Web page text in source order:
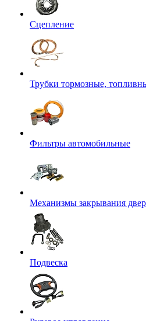
Сцепление
Трубки тормозные,
Фильтры автомобильные
Механизмы закрывания
Подвеска